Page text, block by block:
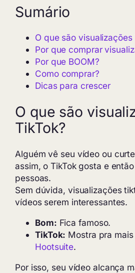
Sumário
O que são visualizações
Por que comprar
Por que BOOM?
Como comprar?
Dicas para crescer
O que são
TikTok?
Alguém vê seu vídeo ou
assim, o TikTok gosta e
pessoas.
Sem dúvida, visualizações
vídeos serem interessantes.
Bom: Fica famoso.
TikTok: Mostra pra
Hootsuite.
Por isso, seu vídeo alcança